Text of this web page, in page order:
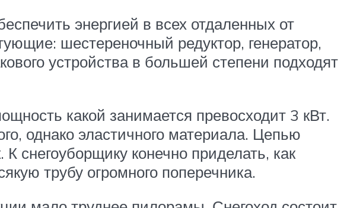
энергией в всех отдаленных от
шестереночный редуктор, генератор,
устройства в большей степени подходят
какой занимается превосходит 3 кВт.
однако эластичного материала. Цепью
снегоуборщику конечно приделать, как
трубу огромного поперечника.